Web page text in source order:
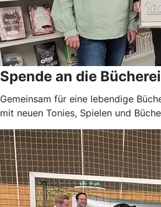
Spende an die
Gemeinsam für eine lebendige
mit neuen Tonies, Spielen und